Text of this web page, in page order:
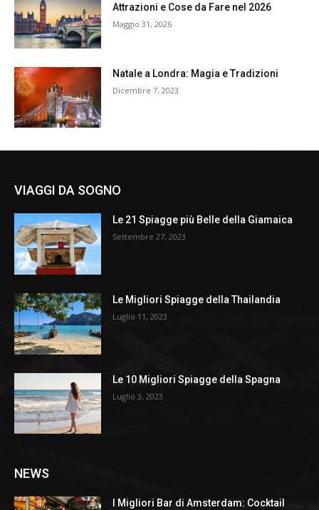
Attrazioni e Cose da Fare nel 2026
Maggio 31, 2026
Natale a Londra: Magia e Tradizioni
Dicembre 7, 2023
VIAGGI DA SOGNO
Le 21 Spiagge più Belle della Giamaica
Settembre 27, 2023
Le Migliori Spiagge della Thailandia
Luglio 11, 2023
Le 10 Migliori Spiagge della Spagna
Luglio 3, 2023
NEWS
I Migliori Bar di Amsterdam: Cocktail